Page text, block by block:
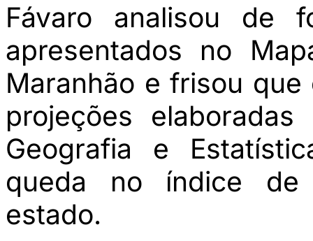
Fávaro analisou de
apresentados no
Maranhão e frisou
projeções
Geografia e
queda no índice de
estado.